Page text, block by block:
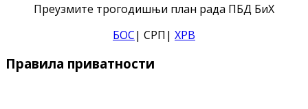
Преузмите трогодишњи план рада ПБД БиХ
БОС| СРП| ХРВ
Правила приватности